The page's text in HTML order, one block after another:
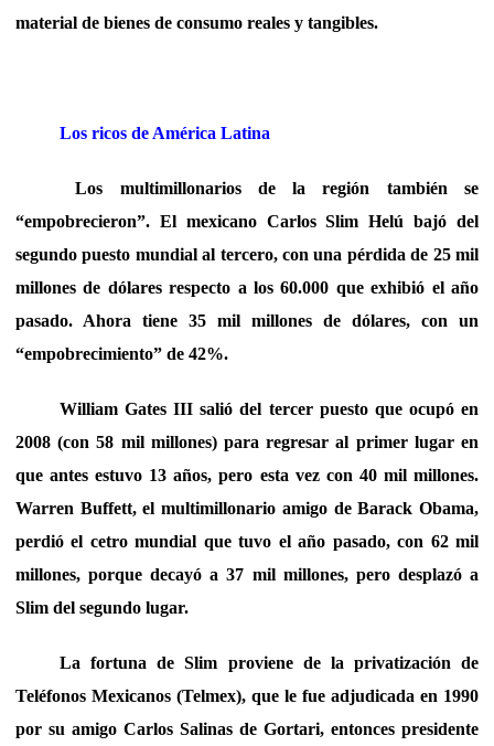
material de bienes de consumo reales y tangibles.
Los ricos de América Latina
Los multimillonarios de la región también se
“empobrecieron”. El mexicano Carlos Slim Helú bajó del
segundo puesto mundial al tercero, con una pérdida de 25 mil
millones de dólares respecto a los 60.000 que exhibió el año
pasado. Ahora tiene 35 mil millones de dólares, con un
“empobrecimiento” de 42%.
William Gates III salió del tercer puesto que ocupó en
2008 (con 58 mil millones) para regresar al primer lugar en
que antes estuvo 13 años, pero esta vez con 40 mil millones.
Warren Buffett, el multimillonario amigo de Barack Obama,
perdió el cetro mundial que tuvo el año pasado, con 62 mil
millones, porque decayó a 37 mil millones, pero desplazó a
Slim del segundo lugar.
La fortuna de Slim proviene de la privatización de
Teléfonos Mexicanos (Telmex), que le fue adjudicada en 1990
por su amigo Carlos Salinas de Gortari, entonces presidente